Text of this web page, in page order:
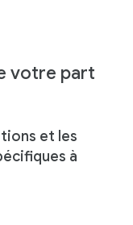
votre part
et les
à